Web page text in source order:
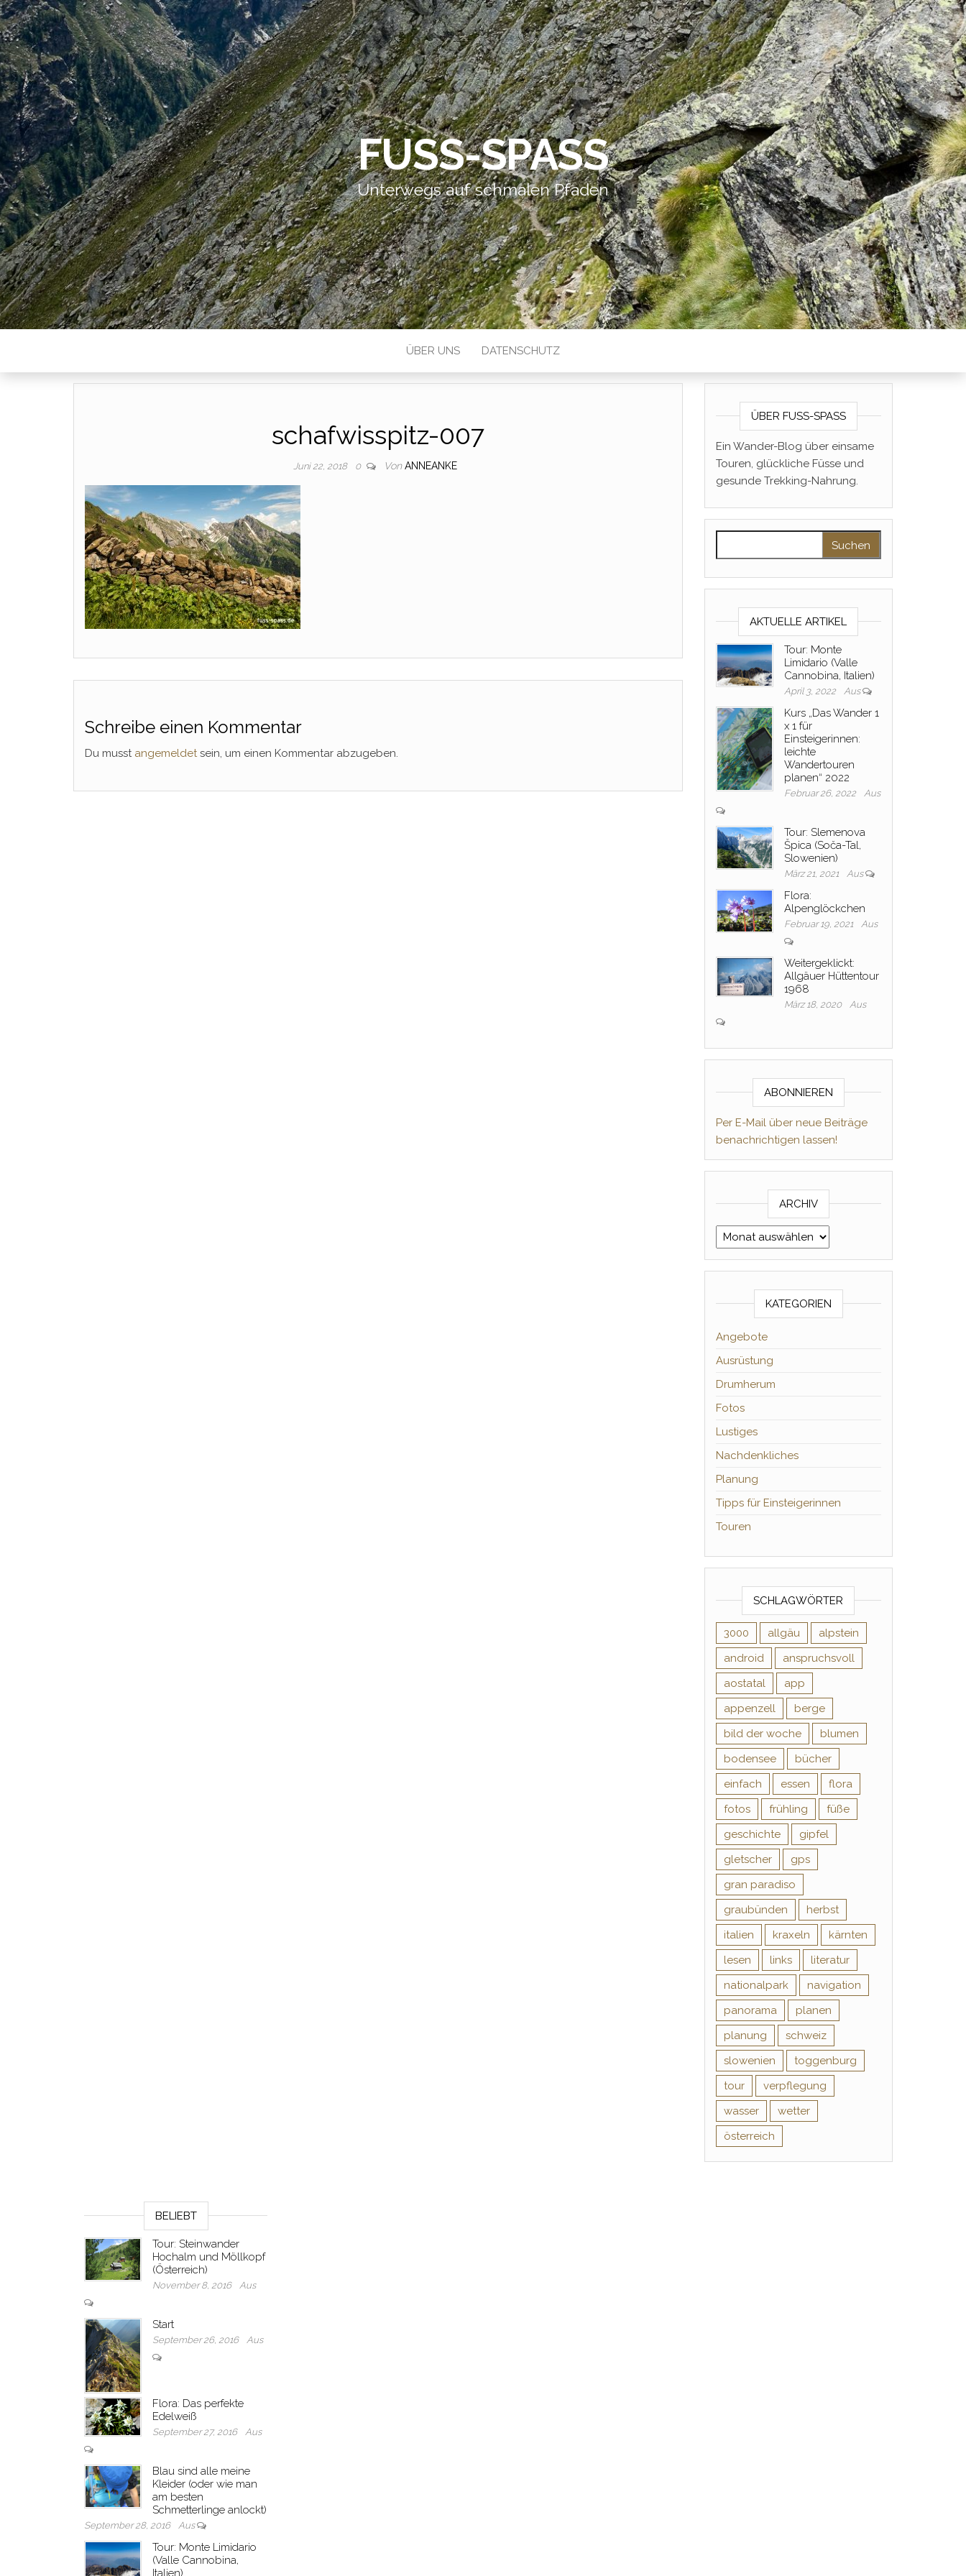
FUSS-SPASS
Unterwegs auf schmalen Pfaden
ÜBER UNS DATENSCHUTZ
schafwisspitz-007
Juni 22, 2018 0 Von ANNEANKE
Schreibe einen Kommentar
Du musst angemeldetsein, um einen Kommentar abzugeben.
ÜBER FUSS-SPASS
Ein Wander-Blog über einsame
Touren, glückliche Füsse und
gesunde Trekking-Nahrung.
AKTUELLE ARTIKEL
Tour: Monte
Limidario (Valle
Cannobina, Italien)
April 3, 2022 Aus
Kurs „Das Wander 1
x 1 für
Einsteigerinnen:
leichte
Wandertouren
planen“ 2022
Februar 26, 2022 Aus
Tour: Slemenova
Špica (Soča-Tal,
Slowenien)
März 21, 2021 Aus
Flora:
Alpenglöckchen
Februar 19, 2021 Aus
Weitergeklickt:
Allgäuer Hüttentour
1968
März 18, 2020 Aus
ABONNIEREN
Per E-Mail über neue Beiträge
benachrichtigen lassen!
ARCHIV
Archiv
KATEGORIEN
Angebote
Ausrüstung
Drumherum
Fotos
Lustiges
Nachdenkliches
Planung
Tipps für Einsteigerinnen
Touren
SCHLAGWÖRTER
3000 allgäu
alpstein
android
anspruchsvoll
aostatal
app
appenzell
berge
bild der woche
blumen
bodensee
bücher
einfach
essen
flora
fotos
frühling
füße
geschichte
gipfel
gletscher
gps
gran paradiso
graubünden
herbst
italien
kraxeln
kärnten
lesen
links
literatur
nationalpark
navigation
panorama
planen
planung
schweiz
slowenien
toggenburg
tour
verpflegung
wasser
wetter
österreich
BELIEBT
Tour: Steinwander
Hochalm und Möllkopf
(Österreich)
November 8, 2016 Aus
Start
September 26, 2016 Aus
Flora: Das perfekte
Edelweiß
September 27, 2016 Aus
Blau sind alle meine
Kleider (oder wie man
am besten
Schmetterlinge anlockt)
September 28, 2016 Aus
Tour: Monte Limidario
(Valle Cannobina,
Italien)